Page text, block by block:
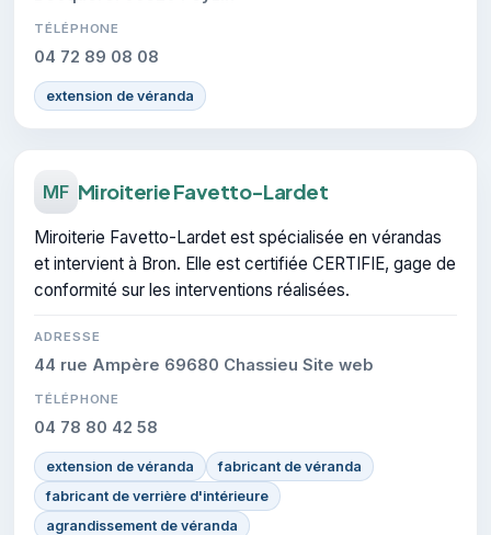
TÉLÉPHONE
04 72 89 08 08
extension de véranda
MF Miroiterie Favetto-Lardet
Miroiterie Favetto-Lardet est spécialisée en vérandas
et intervient à Bron. Elle est certifiée CERTIFIE, gage de
conformité sur les interventions réalisées.
ADRESSE
44 rue Ampère 69680 Chassieu Site web
TÉLÉPHONE
04 78 80 42 58
extension de véranda
fabricant de véranda
fabricant de verrière d'intérieure
agrandissement de véranda